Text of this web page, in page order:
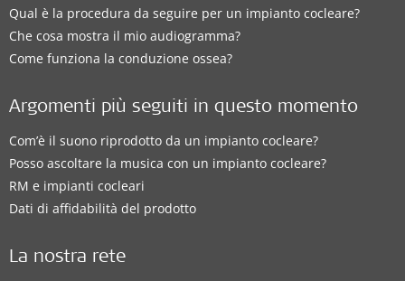
Qual è la procedura da seguire per un impianto cocleare?
Che cosa mostra il mio audiogramma?
Come funziona la conduzione ossea?
Argomenti più seguiti in questo momento
Com’è il suono riprodotto da un impianto cocleare?
Posso ascoltare la musica con un impianto cocleare?
RM e impianti cocleari
Dati di affidabilità del prodotto
La nostra rete